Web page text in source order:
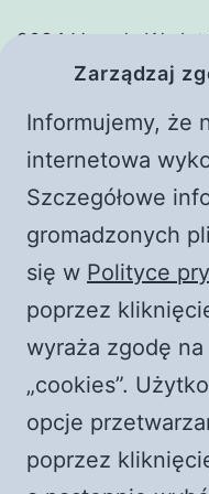
2024 Vavada W
zasadniczy
Adim Adim Basarili
Witaj, świecie!
Frączek i Żyłka.
piorunem || Raport
Płoną kościoły w
|| Jaka jest prawda?
Najnowsze
Komentator
świeckich!
Zarządzaj
Informujemy, że
internetowa
Szczegółowe
gromadzonych
się w Polityce
poprzez
wyraża zgodę
„cookies”.
opcje
poprzez